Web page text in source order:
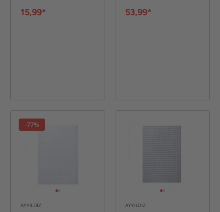
15,99* 53,99*
-77%
AYYILDIZ AYYILDIZ